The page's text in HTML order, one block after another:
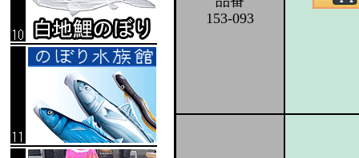
153-093